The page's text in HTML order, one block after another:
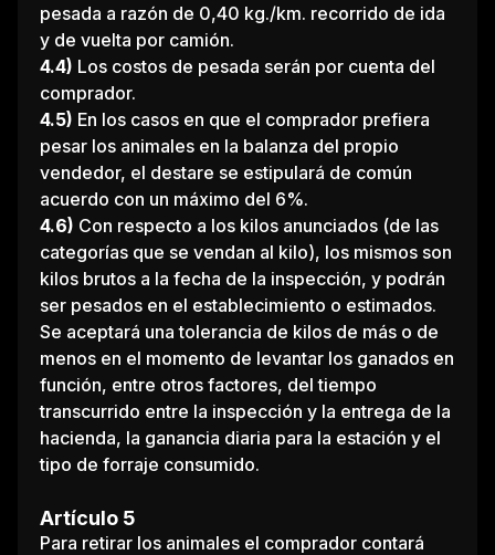
pesada a razón de 0,40 kg./km. recorrido de ida
y de vuelta por camión.
4.4) Los costos de pesada serán por cuenta del
comprador.
4.5) En los casos en que el comprador prefiera
pesar los animales en la balanza del propio
vendedor, el destare se estipulará de común
acuerdo con un máximo del 6%.
4.6) Con respecto a los kilos anunciados (de las
categorías que se vendan al kilo), los mismos son
kilos brutos a la fecha de la inspección, y podrán
ser pesados en el establecimiento o estimados.
Se aceptará una tolerancia de kilos de más o de
menos en el momento de levantar los ganados en
función, entre otros factores, del tiempo
transcurrido entre la inspección y la entrega de la
hacienda, la ganancia diaria para la estación y el
tipo de forraje consumido.
Artículo 5
Para retirar los animales el comprador contará